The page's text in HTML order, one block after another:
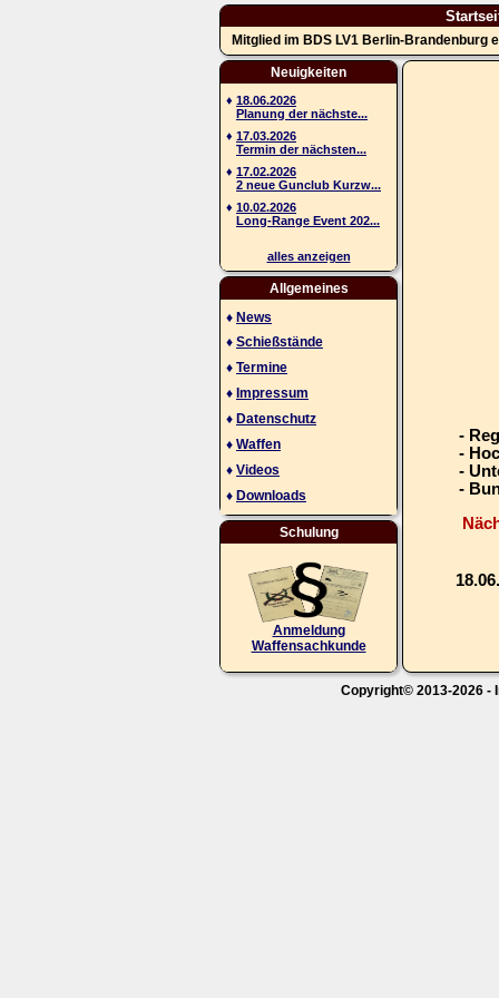
Mitglied im BDS LV1 Berlin-Brandenburg
Neuigkeiten
♦ 18.06.2026
Planung der nächste...
♦ 17.03.2026
Termin der nächsten...
♦ 17.02.2026
2 neue Gunclub Kurzw...
♦ 10.02.2026
Long-Range Event 202...
alles anzeigen
Allgemeines
♦ News
♦ Schießstände
♦ Termine
♦ Impressum
♦ Datenschutz
♦ Waffen
♦ Videos
♦ Downloads
Schulung
Anmeldung
Waffensachkunde
-
-
-
-
Copyright© 2013-2026 -